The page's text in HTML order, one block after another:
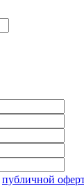
публичной